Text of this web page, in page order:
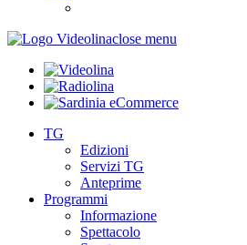
close menu
TG
Edizioni
Servizi TG
Anteprime
Programmi
Informazione
Spettacolo